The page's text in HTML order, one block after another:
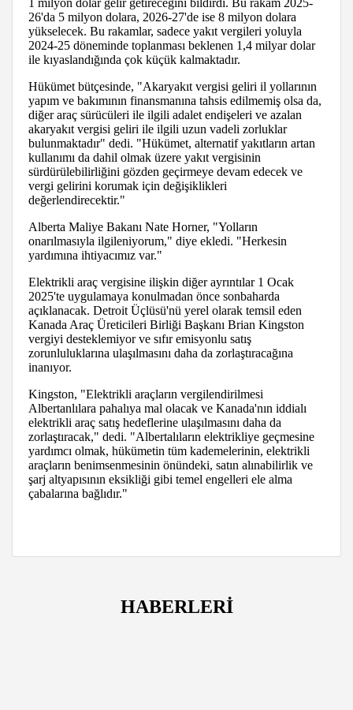
26'da 5 milyon dolara, 2026-27'de ise 8 milyon dolara
yükselecek. Bu rakamlar, sadece yakıt vergileri yoluyla
2024-25 döneminde toplanması beklenen 1,4 milyar dolar
ile kıyaslandığında çok küçük kalmaktadır.
Hükümet bütçesinde, "Akaryakıt vergisi geliri il yollarının
yapım ve bakımının finansmanına tahsis edilmemiş olsa da,
diğer araç sürücüleri ile ilgili adalet endişeleri ve azalan
akaryakıt vergisi geliri ile ilgili uzun vadeli zorluklar
bulunmaktadır" dedi. "Hükümet, alternatif yakıtların artan
kullanımı da dahil olmak üzere yakıt vergisinin
sürdürülebilirliğini gözden geçirmeye devam edecek ve
vergi gelirini korumak için değişiklikleri
değerlendirecektir."
Alberta Maliye Bakanı Nate Horner, "Yolların
onarılmasıyla ilgileniyorum," diye ekledi. "Herkesin
yardımına ihtiyacımız var."
Elektrikli araç vergisine ilişkin diğer ayrıntılar 1 Ocak
2025'te uygulamaya konulmadan önce sonbaharda
açıklanacak. Detroit Üçlüsü'nü yerel olarak temsil eden
Kanada Araç Üreticileri Birliği Başkanı Brian Kingston
vergiyi desteklemiyor ve sıfır emisyonlu satış
zorunluluklarına ulaşılmasını daha da zorlaştıracağına
inanıyor.
Kingston, "Elektrikli araçların vergilendirilmesi
Albertanlılara pahalıya mal olacak ve Kanada'nın iddialı
elektrikli araç satış hedeflerine ulaşılmasını daha da
zorlaştıracak," dedi. "Albertalıların elektrikliye geçmesine
yardımcı olmak, hükümetin tüm kademelerinin, elektrikli
araçların benimsenmesinin önündeki, satın alınabilirlik ve
şarj altyapısının eksikliği gibi temel engelleri ele alma
çabalarına bağlıdır."
HABERLERİ